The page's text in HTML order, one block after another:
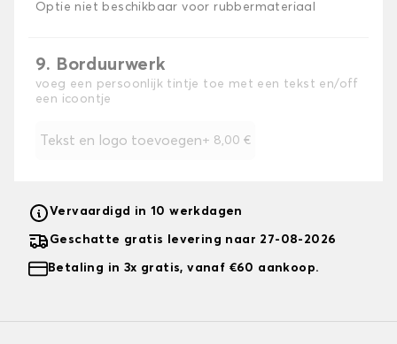
Optie niet beschikbaar voor rubbermateriaal
9. Borduurwerk
voeg een persoonlijk tintje toe met een tekst en/off
een icoontje
Tekst en logo toevoegen+ 8,00 €
Vervaardigd in 10 werkdagen
Geschatte gratis levering naar 27-08-2026
Betaling in 3x gratis, vanaf €60 aankoop.